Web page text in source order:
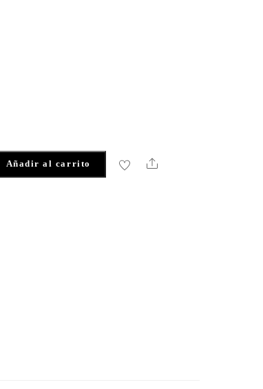
Añadir al carrito Share